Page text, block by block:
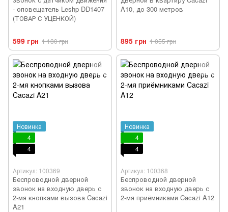
- оповещатель Leshp DD1407
(ТОВАР С УЦЕНКОЙ)
599 грн 1 130 грн
A10, до 300 метров
895 грн 1 055 грн
Новинка
4
4
Артикул: 100369
Беспроводной дверной
звонок на входную дверь с
2-мя кнопками вызова Cacazi
A21
Новинка
4
4
Артикул: 100368
Беспроводной дверной
звонок на входную дверь с
2-мя приёмниками Cacazi A12